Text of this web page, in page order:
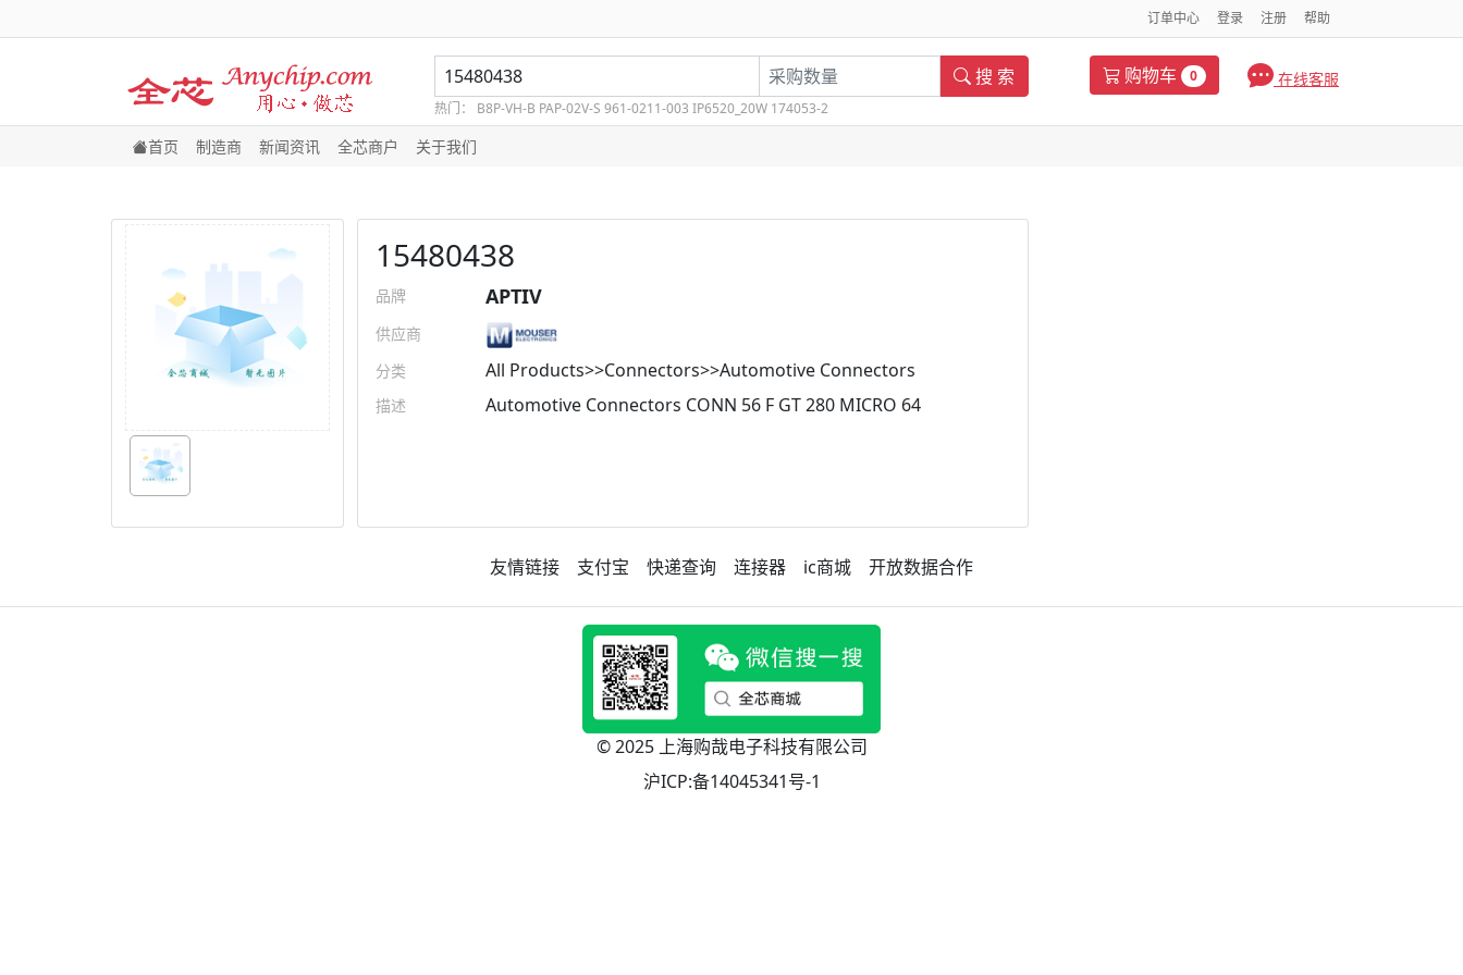
订单中心 登录 注册 帮助
搜 索
热门： B8P-VH-B PAP-02V-S 961-0211-003 IP6520_20W 174053-2
购物车 0 在线客服
首页 制造商 新闻资讯 全芯商户 关于我们
15480438
品牌 APTIV
供应商
分类
All Products>>Connectors>>Automotive Connectors
描述 Automotive Connectors CONN 56 F GT 280 MICRO 64
友情链接 支付宝 快递查询 连接器 ic商城 开放数据合作
© 2025 上海购哉电子科技有限公司
沪ICP:备14045341号-1